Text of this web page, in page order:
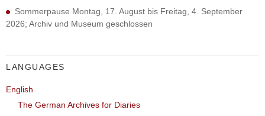
Sommerpause Montag, 17. August bis Freitag, 4. September
2026; Archiv und Museum geschlossen
LANGUAGES
English
The German Archives for Diaries